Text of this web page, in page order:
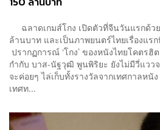
ฉลาดเกมส์โกง เปิดตัวที่จีนวันแรกด้ว
ล้านบาท และเป็นภาพยนตร์ไทยเรื่องแร
ปรากฏการณ์ ‘โกง’ ของหนังไทยโคตรฮิ
กำกับ บาส-นัฐวุฒิ พูนพิริยะ ยังไม่มีวี่แวว
จะค่อยๆ ไล่เก็บทั้งรางวัลจากเทศกาลหนั
เทศท...